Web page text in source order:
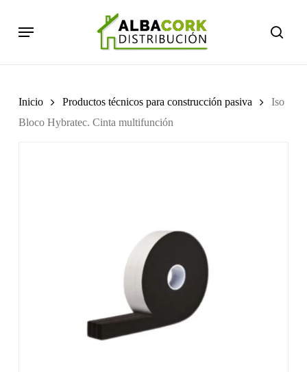
Menu
Inicio Productos técnicos para construcción pasiva
Iso
Bloco Hybratec. Cinta multifunción